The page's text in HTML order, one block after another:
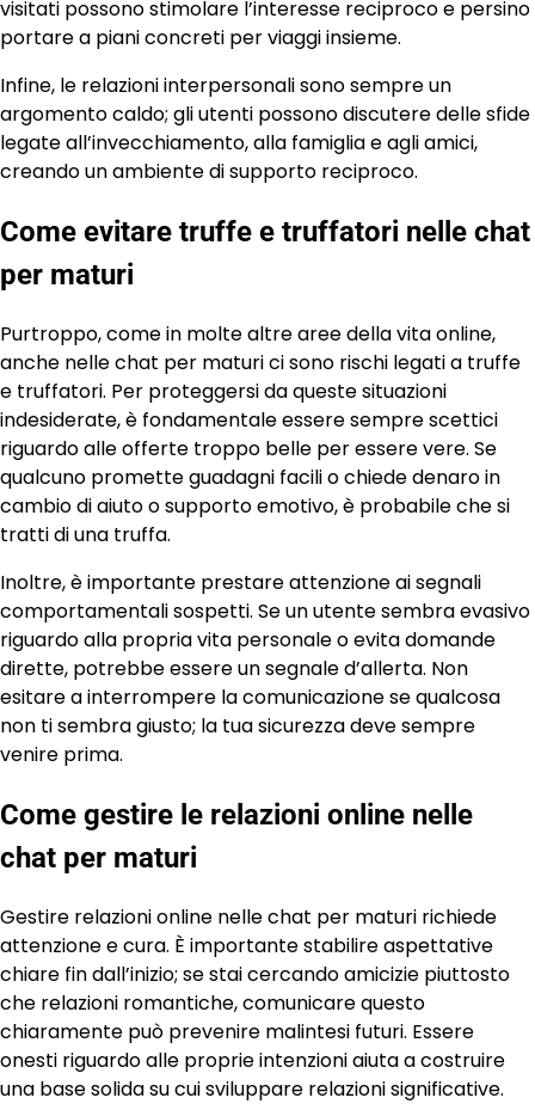
visitati possono stimolare l’interesse reciproco e persino
portare a piani concreti per viaggi insieme.
Infine, le relazioni interpersonali sono sempre un
argomento caldo; gli utenti possono discutere delle sfide
legate all’invecchiamento, alla famiglia e agli amici,
creando un ambiente di supporto reciproco.
Come evitare truffe e truffatori nelle chat
per maturi
Purtroppo, come in molte altre aree della vita online,
anche nelle chat per maturi ci sono rischi legati a truffe
e truffatori. Per proteggersi da queste situazioni
indesiderate, è fondamentale essere sempre scettici
riguardo alle offerte troppo belle per essere vere. Se
qualcuno promette guadagni facili o chiede denaro in
cambio di aiuto o supporto emotivo, è probabile che si
tratti di una truffa.
Inoltre, è importante prestare attenzione ai segnali
comportamentali sospetti. Se un utente sembra evasivo
riguardo alla propria vita personale o evita domande
dirette, potrebbe essere un segnale d’allerta. Non
esitare a interrompere la comunicazione se qualcosa
non ti sembra giusto; la tua sicurezza deve sempre
venire prima.
Come gestire le relazioni online nelle
chat per maturi
Gestire relazioni online nelle chat per maturi richiede
attenzione e cura. È importante stabilire aspettative
chiare fin dall’inizio; se stai cercando amicizie piuttosto
che relazioni romantiche, comunicare questo
chiaramente può prevenire malintesi futuri. Essere
onesti riguardo alle proprie intenzioni aiuta a costruire
una base solida su cui sviluppare relazioni significative.